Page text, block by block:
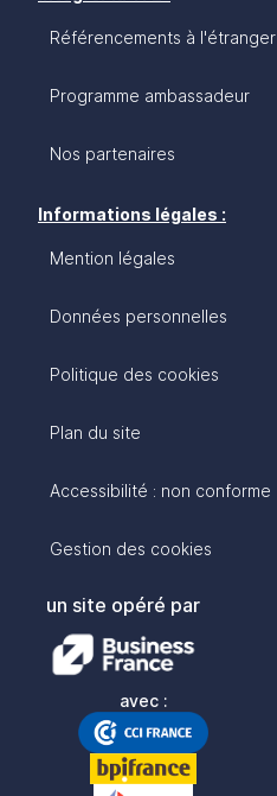
Référencements à l'étranger
Programme ambassadeur
Nos partenaires
Informations légales :
Mention légales
Données personnelles
Politique des cookies
Plan du site
Accessibilité : non conforme
Gestion des cookies
un site opéré par
avec :